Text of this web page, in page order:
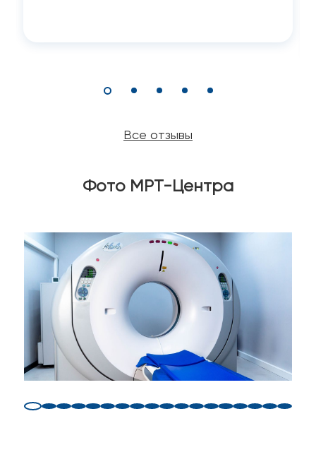
Все отзывы
Фото МРТ-Центра